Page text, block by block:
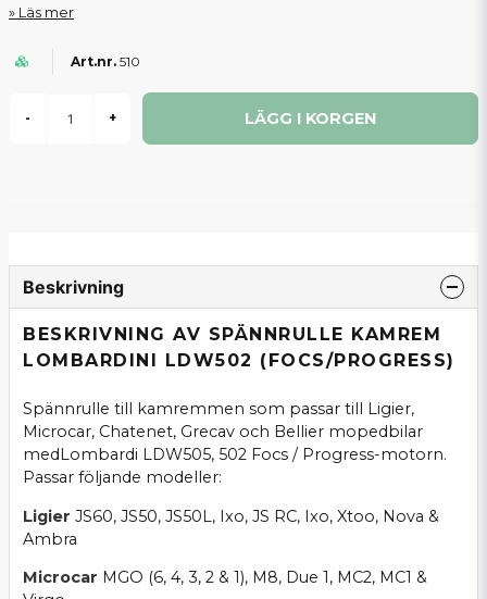
Läs mer
510
- + LÄGG I KORGEN
Beskrivning
BESKRIVNING AV SPÄNNRULLE KAMREM
LOMBARDINI LDW502 (FOCS/PROGRESS)
Spännrulle till kamremmen som passar till Ligier,
Microcar, Chatenet, Grecav och Bellier mopedbilar
medLombardi LDW505, 502 Focs / Progress-motorn.
Passar följande modeller:
Ligier JS60, JS50, JS50L, Ixo, JS RC, Ixo, Xtoo, Nova &
Ambra
Microcar MGO (6, 4, 3, 2 & 1), M8, Due 1, MC2, MC1 &